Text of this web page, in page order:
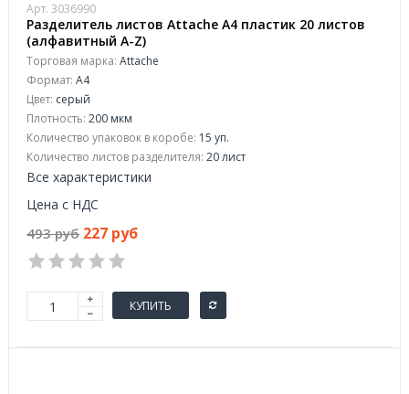
Арт. 3036990
Разделитель листов Attache А4 пластик 20 листов
(алфавитный A-Z)
Торговая марка: Attache
Формат: A4
Цвет: серый
Плотность: 200 мкм
Количество упаковок в коробе: 15 уп.
Количество листов разделителя: 20 лист
Все характеристики
Цена с НДС
493 руб 227 руб
КУПИТЬ